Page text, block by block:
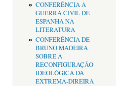
CONFERÊNCIA A
GUERRA CIVIL DE
ESPANHA NA
LITERATURA
CONFERÊNCIA DE
BRUNO MADEIRA
SOBRE A
RECONFIGURAÇÂO
IDEOLÓGICA DA
EXTREMA-DIREIRA